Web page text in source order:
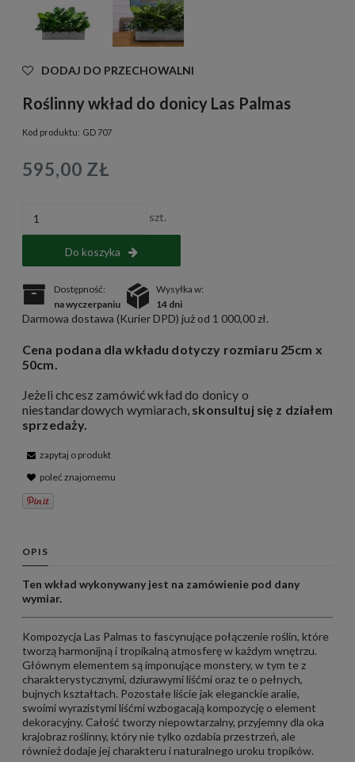
DODAJ DO PRZECHOWALNI
Roślinny wkład do donicy Las Palmas
Kod produktu: GD 707
595,00 ZŁ
szt.
Do koszyka
Dostępność:
na wyczerpaniu
Wysyłka w:
14 dni
Darmowa dostawa (Kurier DPD) już od 1 000,00 zł.
Cena podana dla wkładu dotyczy rozmiaru 25cm x
50cm.
Jeżeli chcesz zamówić wkład do donicy o
niestandardowych wymiarach, skonsultuj się z działem
sprzedaży.
zapytaj o produkt
poleć znajomemu
OPIS
Ten wkład wykonywany jest na zamówienie pod dany
wymiar.
Kompozycja Las Palmas to fascynujące połączenie roślin, które
tworzą harmonijną i tropikalną atmosferę w każdym wnętrzu.
Głównym elementem są imponujące monstery, w tym te z
charakterystycznymi, dziurawymi liśćmi oraz te o pełnych,
bujnych kształtach. Pozostałe liście jak eleganckie aralie,
swoimi wyrazistymi liśćmi wzbogacają kompozycję o element
dekoracyjny. Całość tworzy niepowtarzalny, przyjemny dla oka
krajobraz roślinny, który nie tylko ozdabia przestrzeń, ale
również dodaje jej charakteru i naturalnego uroku tropików.